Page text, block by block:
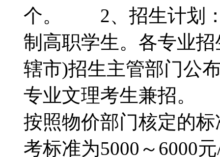
个。 2、招生计划：
制高职学生。各专业
辖市)招生主管部门
专业文理考生兼招
按照物价部门核定的
考标准为5000～6000